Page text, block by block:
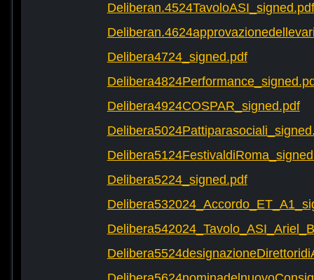
Deliberan.4524TavoloASI_signed.pdf
Delibera4724_signed.pdf
Delibera4924COSPAR_signed.pdf
Delibera5224_signed.pdf